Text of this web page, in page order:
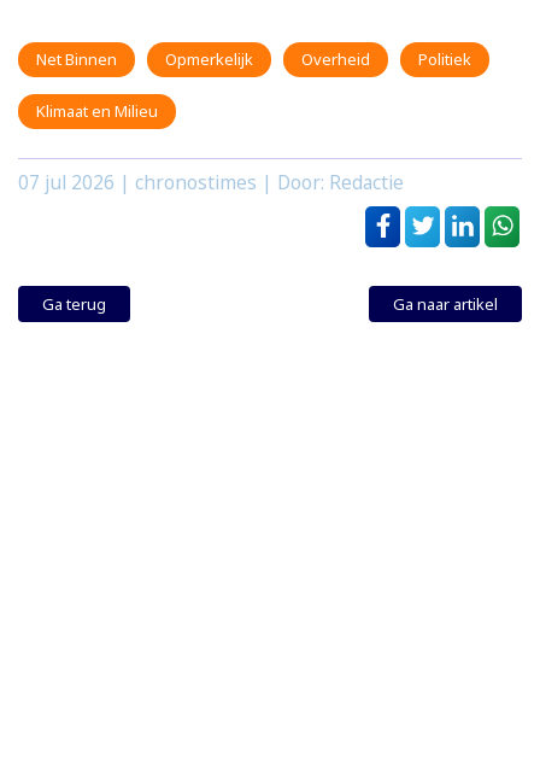
Net Binnen Opmerkelijk Overheid Politiek
Klimaat en Milieu
07 jul 2026 | chronostimes | Door: Redactie
Ga terug Ga naar artikel